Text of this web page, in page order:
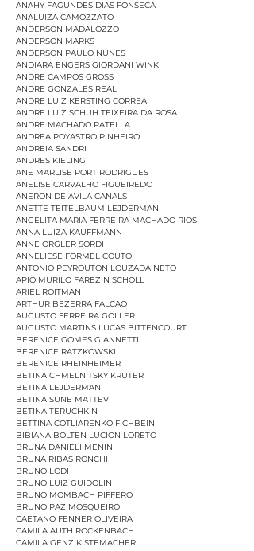
ANAHY FAGUNDES DIAS FONSECA
ANALUIZA CAMOZZATO
ANDERSON MADALOZZO
ANDERSON MARKS
ANDERSON PAULO NUNES
ANDIARA ENGERS GIORDANI WINK
ANDRE CAMPOS GROSS
ANDRE GONZALES REAL
ANDRE LUIZ KERSTING CORREA
ANDRE LUIZ SCHUH TEIXEIRA DA ROSA
ANDRE MACHADO PATELLA
ANDREA POYASTRO PINHEIRO
ANDREIA SANDRI
ANDRES KIELING
ANE MARLISE PORT RODRIGUES
ANELISE CARVALHO FIGUEIREDO
ANERON DE AVILA CANALS
ANETTE TEITELBAUM LEJDERMAN
ANGELITA MARIA FERREIRA MACHADO RIOS
ANNA LUIZA KAUFFMANN
ANNE ORGLER SORDI
ANNELIESE FORMEL COUTO
ANTONIO PEYROUTON LOUZADA NETO
APIO MURILO FAREZIN SCHOLL
ARIEL ROITMAN
ARTHUR BEZERRA FALCAO
AUGUSTO FERREIRA GOLLER
AUGUSTO MARTINS LUCAS BITTENCOURT
BERENICE GOMES GIANNETTI
BERENICE RATZKOWSKI
BERENICE RHEINHEIMER
BETINA CHMELNITSKY KRUTER
BETINA LEJDERMAN
BETINA SUNE MATTEVI
BETINA TERUCHKIN
BETTINA COTLIARENKO FICHBEIN
BIBIANA BOLTEN LUCION LORETO
BRUNA DANIELI MENIN
BRUNA RIBAS RONCHI
BRUNO LODI
BRUNO LUIZ GUIDOLIN
BRUNO MOMBACH PIFFERO
BRUNO PAZ MOSQUEIRO
CAETANO FENNER OLIVEIRA
CAMILA AUTH ROCKENBACH
CAMILA GENZ KISTEMACHER